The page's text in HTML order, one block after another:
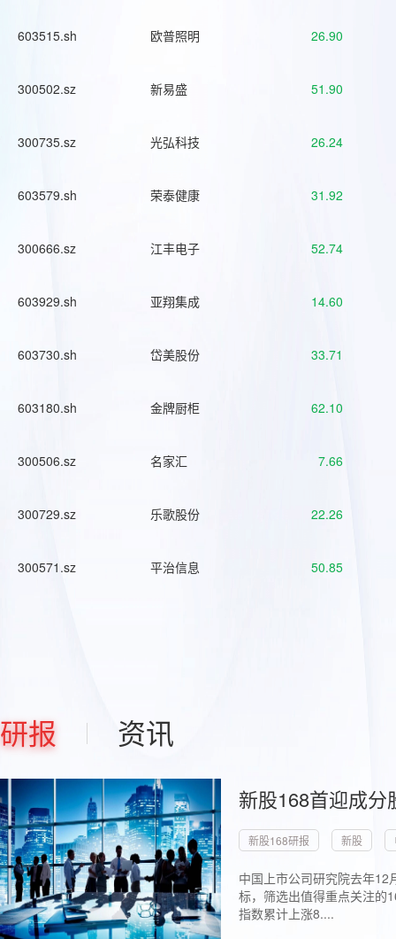
603515.sh 欧普照明 26.90
300502.sz 新易盛 51.90
300735.sz 光弘科技 26.24
603579.sh 荣泰健康 31.92
300666.sz 江丰电子 52.74
603929.sh 亚翔集成 14.60
603730.sh 岱美股份 33.71
603180.sh 金牌厨柜 62.10
300506.sz 名家汇 7.66
300729.sz 乐歌股份 22.26
300571.sz 平治信息 50.85
研报 资讯
新股168首迎成
新股168研报 新股
中国上市公司研究院去年
标，筛选出值得重点关注的
指数累计上涨8....